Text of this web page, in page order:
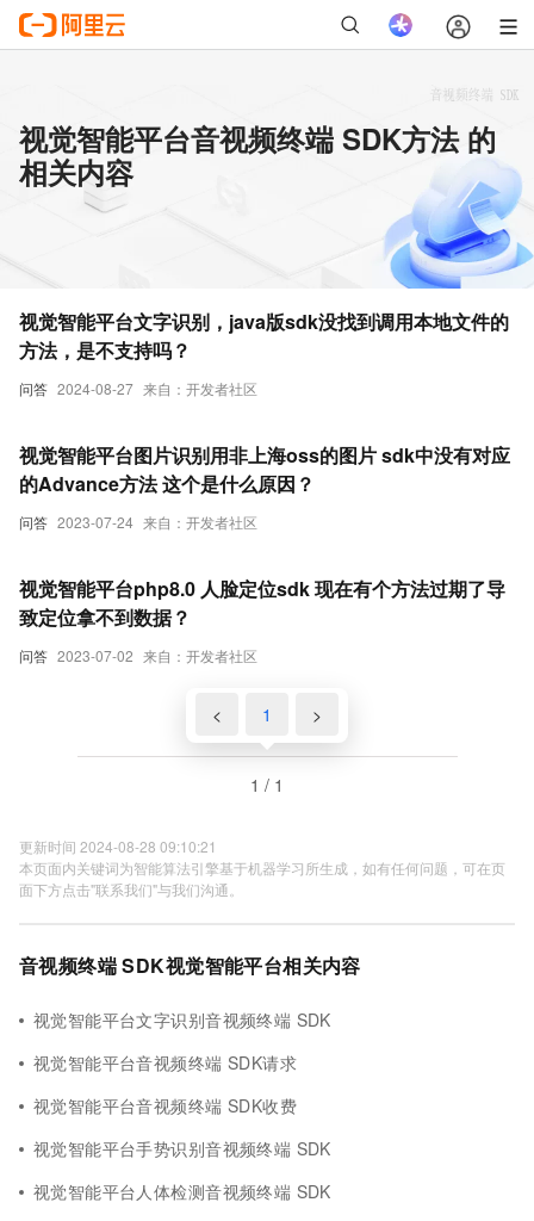
视觉智能平台音视频终端 SDK方法 的
相关内容
问答 2024-08-27 来自：开发者社区
视觉智能平台文字识别，java版sdk没找到调用本地文件的
方法，是不支持吗？
问答 2023-07-24 来自：开发者社区
视觉智能平台图片识别用非上海oss的图片 sdk中没有对应
的Advance方法 这个是什么原因？
问答 2023-07-02 来自：开发者社区
视觉智能平台php8.0 人脸定位sdk 现在有个方法过期了导
致定位拿不到数据？
< 1 >
1 / 1
更新时间 2024-08-28 09:10:21
本页面内关键词为智能算法引擎基于机器学习所生成，如有任何问题，可在页
面下方点击"联系我们"与我们沟通。
音视频终端 SDK视觉智能平台相关内容
视觉智能平台文字识别音视频终端 SDK
视觉智能平台音视频终端 SDK请求
视觉智能平台音视频终端 SDK收费
视觉智能平台手势识别音视频终端 SDK
视觉智能平台人体检测音视频终端 SDK